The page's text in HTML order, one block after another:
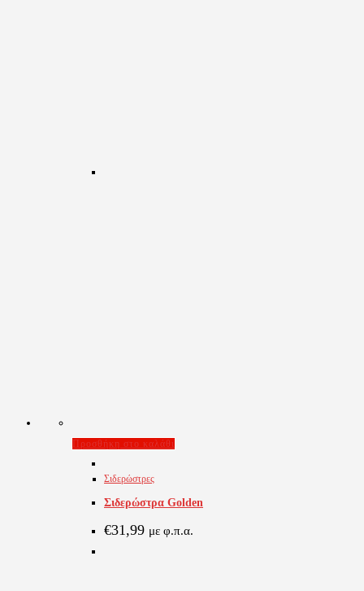
Προσθήκη στο καλάθι
Σιδερώστρες
Σιδερώστρα Golden
€31,99 με φ.π.α.